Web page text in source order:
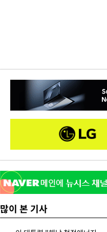
많이 본 기사